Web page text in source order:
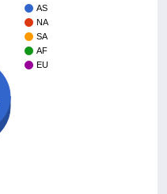
AS
NA
SA
AF
EU